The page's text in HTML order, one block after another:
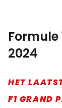
2024
HET
F1 GRAND